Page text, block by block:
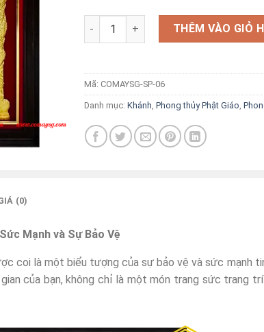
Cửu huyền thất tổ dát vàng số lượng
THÊM VÀO GIỎ
Mã: COMAYSG-SP-06
Danh mục: Khánh, Phong thủy Phật Giáo,
(0)
Mạnh và Sự Bảo Vệ
coi là một biểu tượng của sự bảo vệ và sức mạnh
của bạn, không chỉ là một món trang sức trang